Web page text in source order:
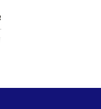
dengan PT
Indonesia,